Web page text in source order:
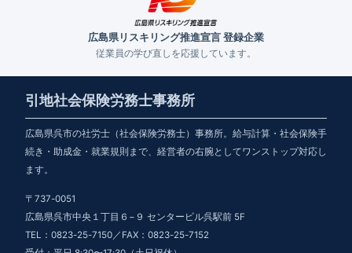
広島県リスキリング推進宣言 登録企業
従業員の学び直しを応援しています。
引地社会保険労務士事務所
広島県呉市の社労士（社会保険労務士）事務所。給与計算・社会保険手
続き・助成金・就業規則まで、経営者の右腕としてワンストップ対応し
ます。
〒737-0051
広島県呉市中央１丁目６−９ センタービル呉駅前 5F
TEL：0823-25-7150／FAX：0823-25-7152